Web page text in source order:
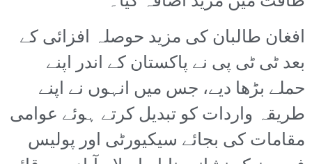
افغان طالبان کی مزید حوصلہ افزائی کے
بعد ٹی ٹی پی نے پاکستان کے اندر اپنے
حملے بڑھا دیے، جس میں انہوں نے اپنے
طریقہ واردات کو تبدیل کرتے ہوئے عوامی
مقامات کی بجائے سیکیورٹی اور پولیس